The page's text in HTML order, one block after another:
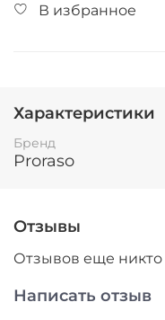
В избранное
Характеристики
Бренд
Proraso
Отзывы
Отзывов еще никто
Написать отзыв